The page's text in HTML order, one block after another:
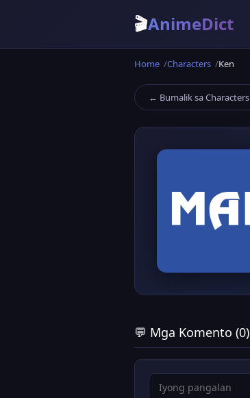
🎬AnimeDict
Home Characters Ken
← Bumalik sa Characters
💬 Mga Komento (0)